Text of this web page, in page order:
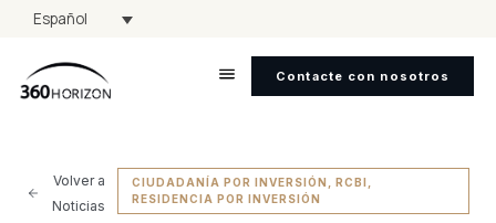
Español
Contacte con nosotros
Volver a
Noticias
CIUDADANÍA POR INVERSIÓN RCBI
RESIDENCIA POR INVERSIÓN